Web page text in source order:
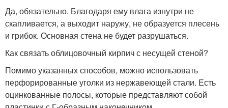
Да, обязательно. Благодаря ему влага изнутри не
скапливается, а выходит наружу, не образуется плесень
и грибок. Основная стена не будет разрушаться.
Как связать облицовочный кирпич с несущей стеной?
Помимо указанных способов, можно использовать
перфорированные уголки из нержавеющей стали. Есть
оцинкованные полосы, которые представляют собой